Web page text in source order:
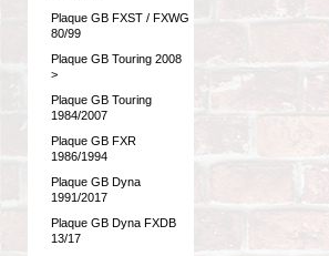
Plaque GB FXST / FXWG
80/99
Plaque GB Touring 2008
>
Plaque GB Touring
1984/2007
Plaque GB FXR
1986/1994
Plaque GB Dyna
1991/2017
Plaque GB Dyna FXDB
13/17